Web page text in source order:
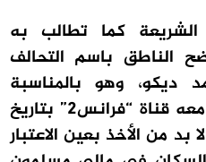
كما تطالب به
الناطق باسم التحالف
ديكو، وهو بالمناسبة
مسيحي، في حوار أجرته معه قناة “فرانس2” بتاريخ
أنه لا بد من الأخذ بعين الاعتبار